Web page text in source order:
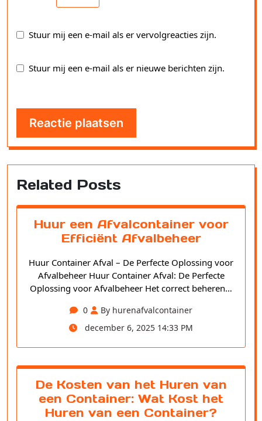
Stuur mij een e-mail als er vervolgreacties zijn.
Stuur mij een e-mail als er nieuwe berichten zijn.
Related Posts
Huur een Afvalcontainer voor
Efficiënt Afvalbeheer
Huur Container Afval – De Perfecte Oplossing voor
Afvalbeheer Huur Container Afval: De Perfecte
Oplossing voor Afvalbeheer Het correct beheren…
0
By hurenafvalcontainer
december 6, 2025 14:33 PM
De Kosten van het Huren van
een Container: Wat Kost het
Huren van een Container?